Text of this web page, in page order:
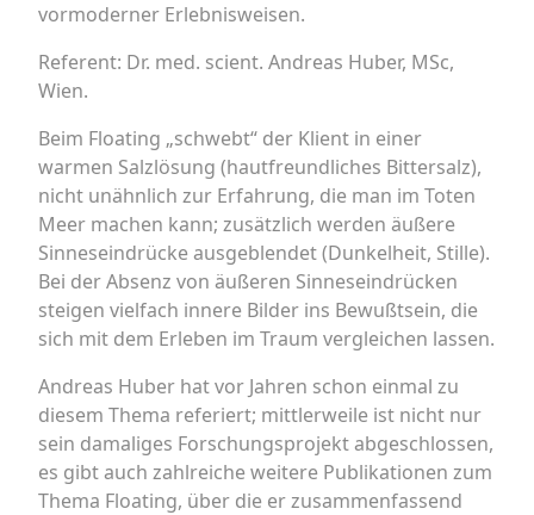
vormoderner Erlebnisweisen.
Referent: Dr. med. scient. Andreas Huber, MSc,
Wien.
Beim Floating „schwebt“ der Klient in einer
warmen Salzlösung (hautfreundliches Bittersalz),
nicht unähnlich zur Erfahrung, die man im Toten
Meer machen kann; zusätzlich werden äußere
Sinneseindrücke ausgeblendet (Dunkelheit, Stille).
Bei der Absenz von äußeren Sinneseindrücken
steigen vielfach innere Bilder ins Bewußtsein, die
sich mit dem Erleben im Traum vergleichen lassen.
Andreas Huber hat vor Jahren schon einmal zu
diesem Thema referiert; mittlerweile ist nicht nur
sein damaliges Forschungsprojekt abgeschlossen,
es gibt auch zahlreiche weitere Publikationen zum
Thema Floating, über die er zusammenfassend